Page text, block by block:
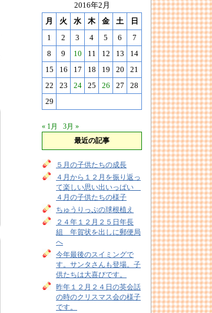
2016年2月
月
火 水 木 金 土
日
1
2 3 4 5 6
7
8
9 10 11 12 13
14
15
16 17 18 19 20
21
22
23 24 25 26 27
28
29
« 1月
3月 »
最近の記事
５月の子供たちの成長
４月から１２月を振り返っ
て楽しい思い出いっぱい
４月の子供たちの様子
ちゅうりっぷの球根植え
２４年１２月２５日年長
組 年賀状を出しに郵便局
へ
今年最後のスイミングで
す。サンタさんも登場。子
供たちは大喜びです。
昨年１２月２４日の英会話
の時のクリスマス会の様子
です。